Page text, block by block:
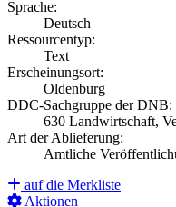
Sprache:
Deutsch
Ressourcentyp:
Text
Erscheinungsort:
Oldenburg
DDC-Sachgruppe der DNB:
630 Landwirtschaft,
Art der Ablieferung:
Amtliche
auf die Merkliste
Aktionen